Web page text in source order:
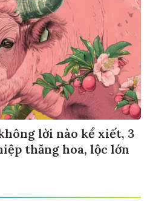
lời nào kể xiết, 3
thăng hoa, lộc lớn